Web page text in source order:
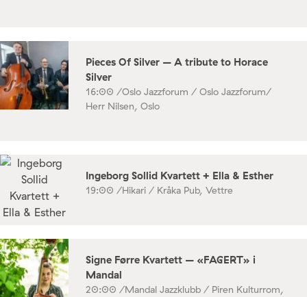
Pieces Of Silver – A tribute to Horace
Silver
16:00 /Oslo Jazzforum / Oslo Jazzforum/
Herr Nilsen, Oslo
Ingeborg Sollid Kvartett + Ella & Esther
19:00 /Hikari / Kråka Pub, Vettre
Signe Førre Kvartett – «FAGERT» i
Mandal
20:00 /Mandal Jazzklubb / Piren Kulturrom,